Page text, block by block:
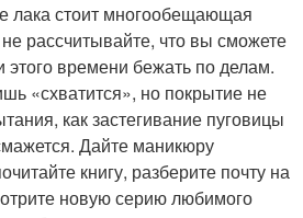
лака стоит многообещающая
рассчитывайте, что вы сможете
этого времени бежать по делам.
«схватится», но покрытие не
как застегивание пуговицы
Дайте маникюру
книгу, разберите почту на
новую серию любимого